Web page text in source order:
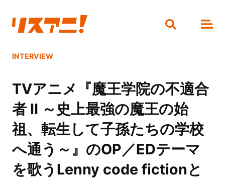
INTERVIEW
TVアニメ『魔王学院の不適合
者 Ⅱ ～史上最強の魔王の始
祖、転生して子孫たちの学校
へ通う～』のOP／EDテーマ
を歌うLenny code fictionと